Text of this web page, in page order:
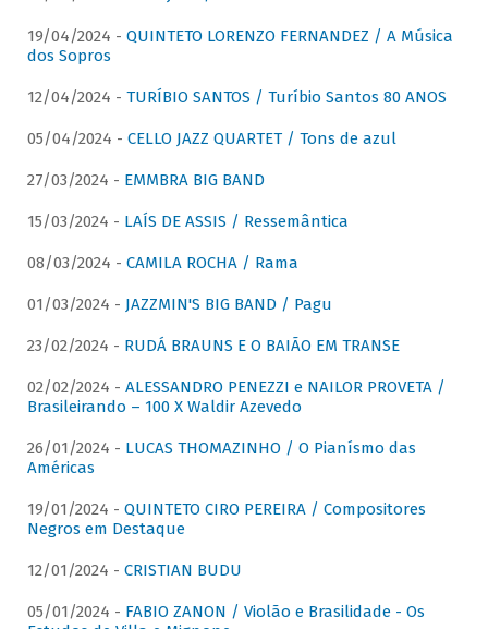
19/04/2024 - QUINTETO LORENZO FERNANDEZ / A Música
dos Sopros
12/04/2024 - TURÍBIO SANTOS / Turíbio Santos 80 ANOS
05/04/2024 - CELLO JAZZ QUARTET / Tons de azul
27/03/2024 - EMMBRA BIG BAND
15/03/2024 - LAÍS DE ASSIS / Ressemântica
08/03/2024 - CAMILA ROCHA / Rama
01/03/2024 - JAZZMIN'S BIG BAND / Pagu
23/02/2024 - RUDÁ BRAUNS E O BAIÃO EM TRANSE
02/02/2024 - ALESSANDRO PENEZZI e NAILOR PROVETA /
Brasileirando – 100 X Waldir Azevedo
26/01/2024 - LUCAS THOMAZINHO / O Pianísmo das
Américas
19/01/2024 - QUINTETO CIRO PEREIRA / Compositores
Negros em Destaque
12/01/2024 - CRISTIAN BUDU
05/01/2024 - FABIO ZANON / Violão e Brasilidade - Os